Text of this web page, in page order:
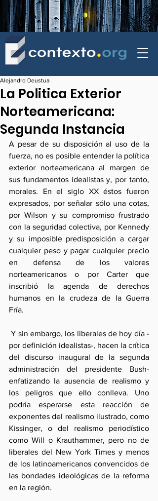
La Politica Exterior
Norteamericana:
Segunda Instancia
Alejandro Deustua
A pesar de su disposición al uso de la
fuerza, no es posible entender la política
exterior norteamericana al margen de
sus fundamentos idealistas y, por tanto,
morales. En el siglo XX éstos fueron
expresados, por señalar sólo una cotas,
por Wilson y su compromiso frustrado
con la seguridad colectiva, por Kennedy
y su imposible predisposición a cargar
cualquier peso y pagar cualquier precio
en defensa de los valores
norteamericanos o por Carter que
inscribió la agenda de derechos
humanos en la crudeza de la Guerra
Fría.
Y sin embargo, los liberales de hoy día -
por definición idealistas-, hacen la crítica
del discurso inaugural de la segunda
administración del presidente Bush-
enfatizando la ausencia de realismo y
los peligros que ello conlleva. Uno
podría esperarse esta reacción de
exponentes del realismo ilustrado, como
Kissinger, o del realismo periodístico
como Will o Krauthammer, pero no de
liberales del New York Times y menos
de los latinoamericanos convencidos de
las bondades ideológicas de la reforma
en la región.